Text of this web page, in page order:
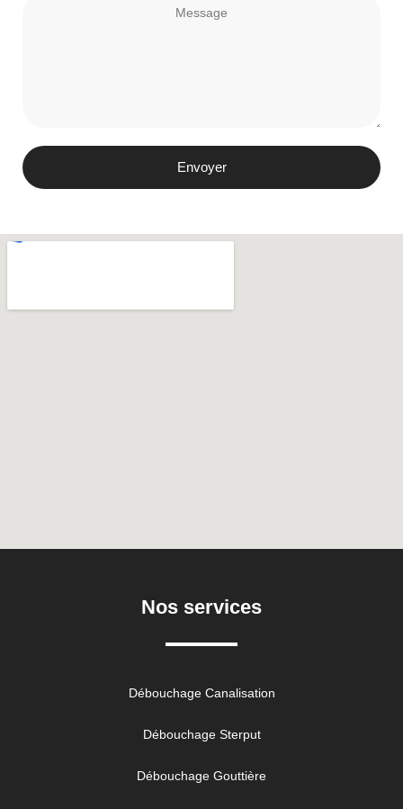
Envoyer
Nos services
Débouchage Canalisation
Débouchage Sterput
Débouchage Gouttière